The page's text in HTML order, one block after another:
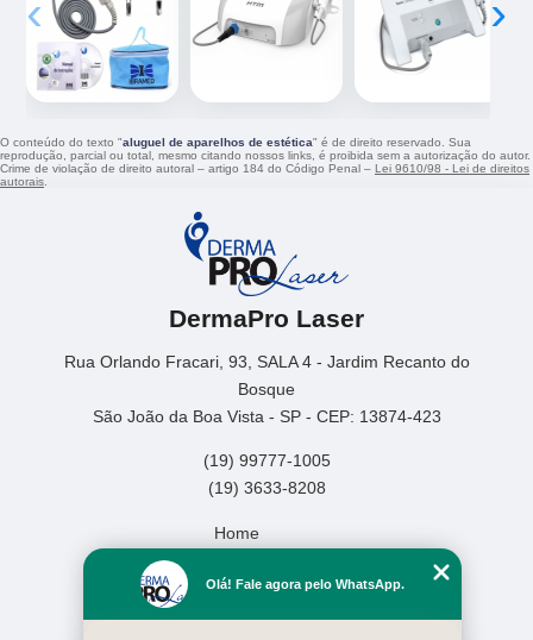
‹ ›
O conteúdo do texto "aluguel de aparelhos de estética" é de direito reservado. Sua
reprodução, parcial ou total, mesmo citando nossos links, é proibida sem a autorização do autor.
Crime de violação de direito autoral – artigo 184 do Código Penal – Lei 9610/98 - Lei de direitos
autorais
DermaPro Laser
Rua Orlando Fracari, 93, SALA 4 - Jardim Recanto do
Bosque
São João da Boa Vista - SP - CEP: 13874-423
(19) 99777-1005
(19) 3633-8208
Home
Missão
Olá! Fale agora pelo WhatsApp.